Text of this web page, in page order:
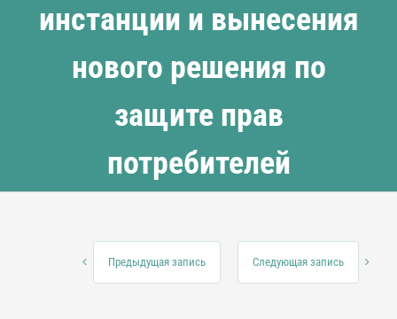
инстанции и вынесения
нового решения по
защите прав
потребителей
Предыдущая запись Следующая запись